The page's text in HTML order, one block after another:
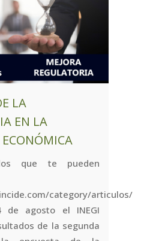
LA
EN LA
que te pueden
category/articulos/
de agosto el INEGI
de la segunda